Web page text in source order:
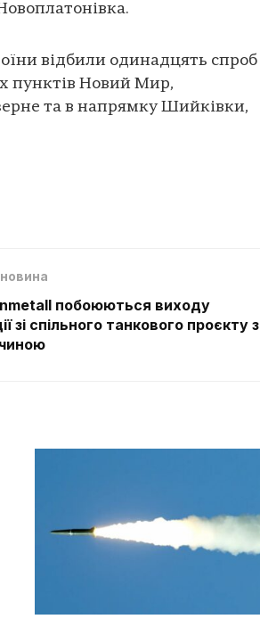
відбили одинадцять спроб
пунктів Новий Мир,
та в напрямку Шийківки,
побоюються виходу
зі спільного танкового проєкту з